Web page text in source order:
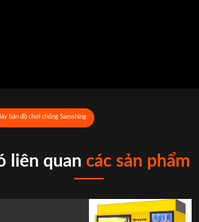
bán đồ chơi chống Samshing
liên quan các sản phẩm
Hệ thống MDB Máy